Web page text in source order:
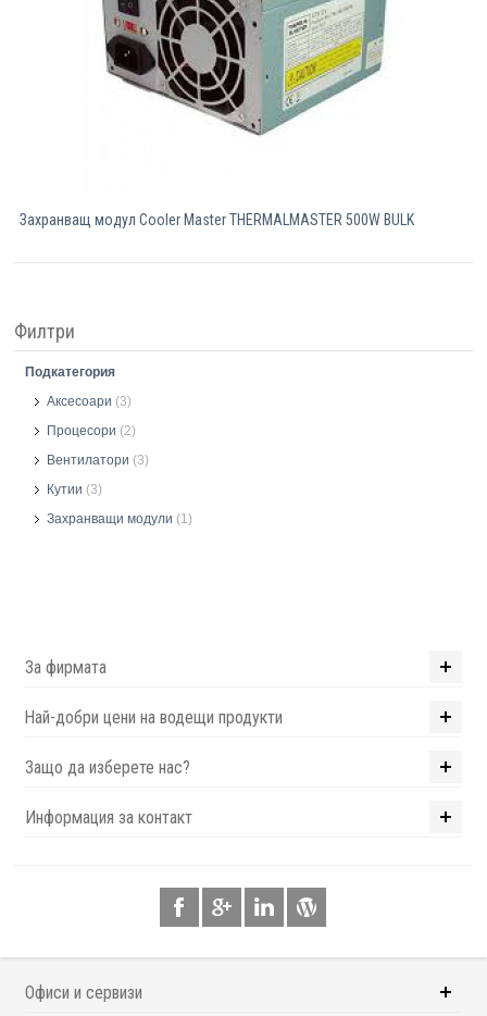
Захранващ модул Cooler Master THERMALMASTER 500W BULK
Филтри
Подкатегория
Аксесоари (3)
Процесори (2)
Вентилатори (3)
Кутии (3)
Захранващи модули (1)
За фирмата
Най-добри цени на водещи продукти
Защо да изберете нас?
Информация за контакт
Офиси и сервизи